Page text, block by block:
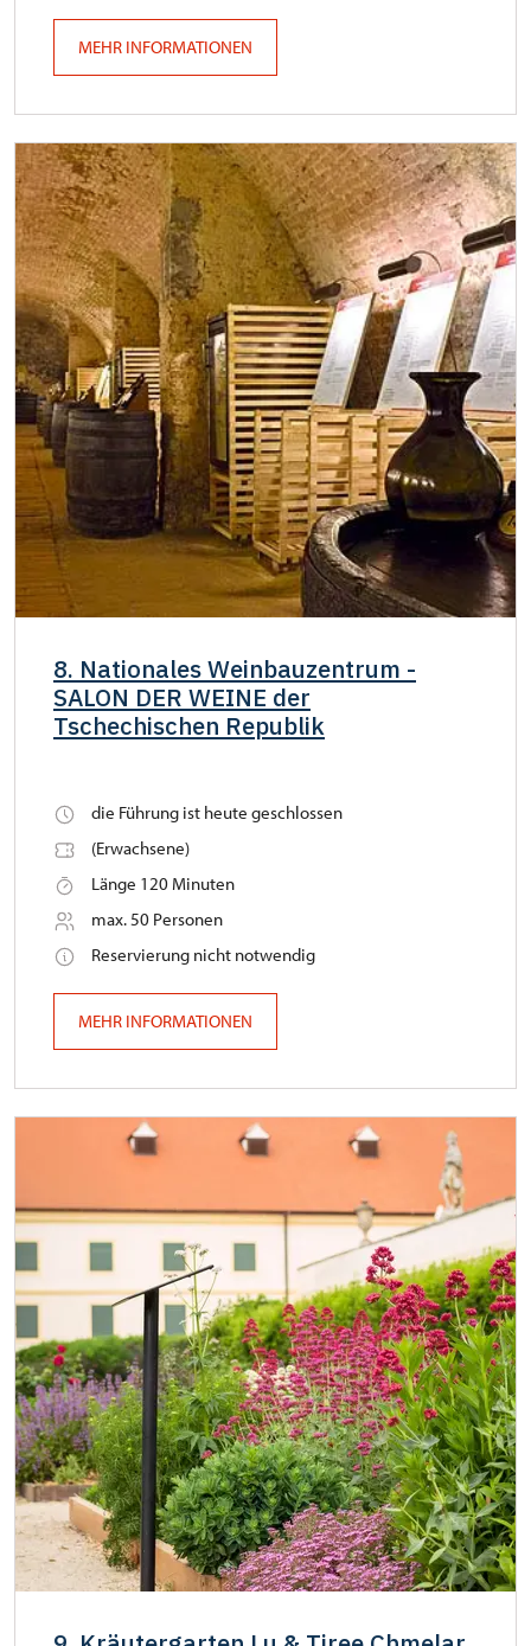
MEHR INFORMATIONEN
8. Nationales Weinbauzentrum -
SALON DER WEINE der
Tschechischen Republik
die Führung ist heute geschlossen
(Erwachsene)
Länge 120 Minuten
max. 50 Personen
Reservierung nicht notwendig
MEHR INFORMATIONEN